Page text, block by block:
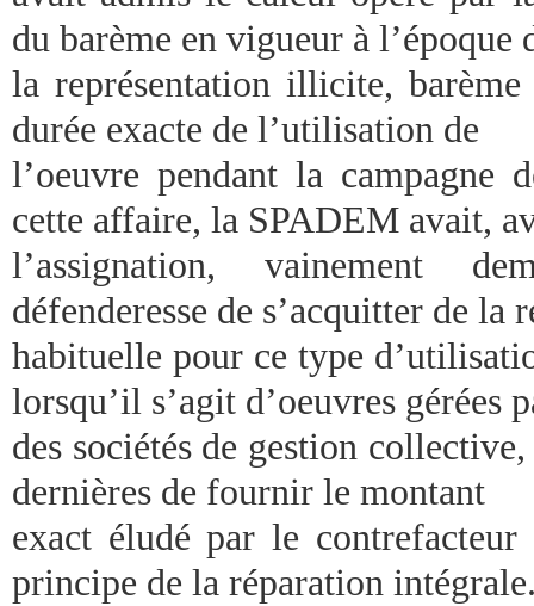
du barème en vigueur à l’époque
la représentation illicite,
durée exacte de l’utilisation de
l’oeuvre pendant la campagne
cette affaire, la SPADEM avait,
l’assignation, vainement
défenderesse de s’acquitter de la
habituelle pour ce type
lorsqu’il s’agit d’oeuvres gérées
des sociétés de gestion
dernières de fournir le montant
exact éludé par le
principe de la réparation